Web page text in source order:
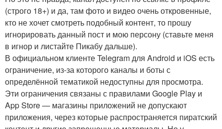
(строго 18+) и да, там фото и видео очень откровенные,
кто не хочет смотреть подобный контент, то прошу
игнорировать данный пост и мою персону (ставьте меня
в игнор и листайте Пикабу дальше).
В официальном клиенте Telegram для Android и iOS есть
ограничение, из-за которого каналы и боты с
определённой тематикой недоступны для просмотра.
Эти ограничения связаны с правилами Google Play и
App Store — магазины приложений не допускают
приложения, через которые распространяется пиратский